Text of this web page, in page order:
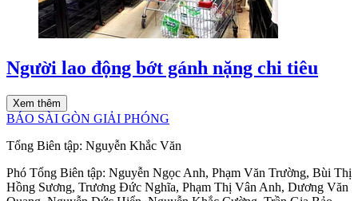
Người lao động bớt gánh nặng chi tiêu
Xem thêm
BÁO SÀI GÒN GIẢI PHÓNG
Tổng Biên tập: Nguyễn Khắc Văn
Phó Tổng Biên tập: Nguyễn Ngọc Anh, Phạm Văn Trường, Bùi Thị
Hồng Sương, Trương Đức Nghĩa, Phạm Thị Vân Anh, Dương Văn